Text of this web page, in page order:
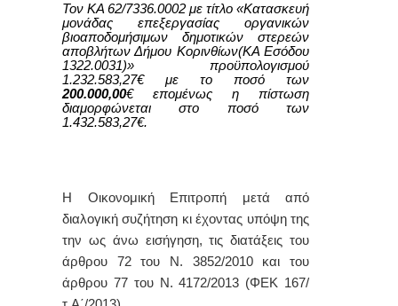
Τον ΚΑ 62/7336.0002 με τίτλο «Κατασκευή
μονάδας επεξεργασίας οργανικών
βιοαποδομήσιμων δημοτικών στερεών
αποβλήτων Δήμου Κορινθίων(ΚΑ Εσόδου
1322.0031)» προϋπολογισμού
1.232.583,27€ με το ποσό των
200.000,00€ επομένως η πίστωση
διαμορφώνεται στο ποσό των
1.432.583,27€.
Η Οικονομική Επιτροπή μετά από
διαλογική συζήτηση κι έχοντας υπόψη της
την ως άνω εισήγηση, τις διατάξεις του
άρθρου 72 του Ν. 3852/2010 και του
άρθρου 77 του Ν. 4172/2013 (ΦΕΚ 167/